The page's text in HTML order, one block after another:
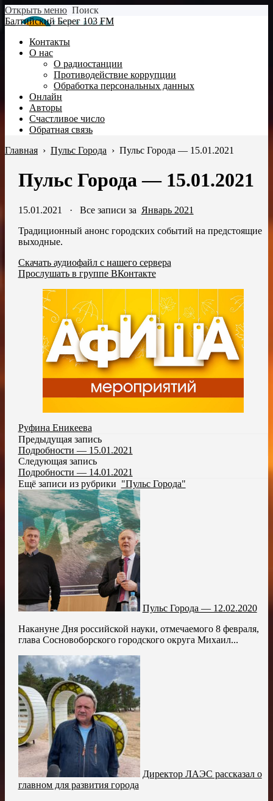
Открыть меню Поиск
Балтийский Берег 103 FM
Контакты
О нас
О радиостанции
Противодействие коррупции
Обработка персональных данных
Онлайн
Авторы
Счастливое число
Обратная связь
Главная › Пульс Города › Пульс Города — 15.01.2021
Пульс Города — 15.01.2021
15.01.2021 · Все записи за Январь 2021
Традиционный анонс городских событий на предстоящие
выходные.
Скачать аудиофайл с нашего сервера
Прослушать в группе ВКонтакте
Руфина Еникеева
Предыдущая запись
Подробности — 15.01.2021
Следующая запись
Подробности — 14.01.2021
Ещё записи из рубрики "Пульс Города"
Пульс Города — 12.02.2020
Накануне Дня российской науки, отмечаемого 8 февраля,
глава Сосновоборского городского округа Михаил...
Директор ЛАЭС рассказал о
главном для развития города